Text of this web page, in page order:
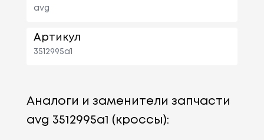
avg
Артикул
3512995a1
Аналоги и заменители запчасти
avg 3512995a1 (кроссы):